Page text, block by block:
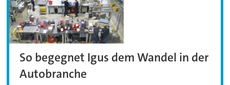
So begegnet Igus dem Wandel in der
Autobranche